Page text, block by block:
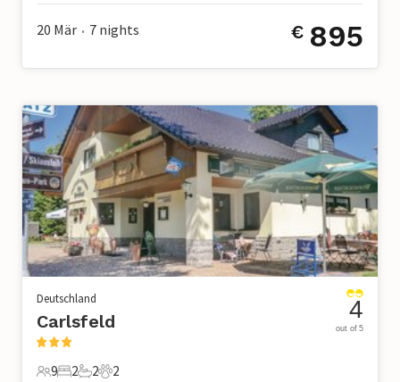
20 Mär • 7 nights € 895
Deutschland
Carlsfeld
9 2 2 2
4
out of 5